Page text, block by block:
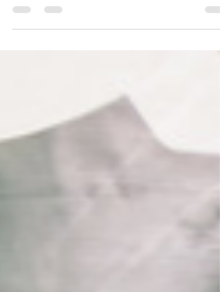
triunfo 3-1 sobre Luminosity Gaming en la gran
final, el equipo asegura su regreso a la liga